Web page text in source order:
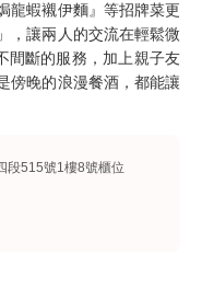
龍蝦襯伊麵』等招牌菜更
，讓兩人的交流在輕鬆微
間斷的服務，加上親子友
傍晚的浪漫餐酒，都能讓
段515號1樓8號櫃位